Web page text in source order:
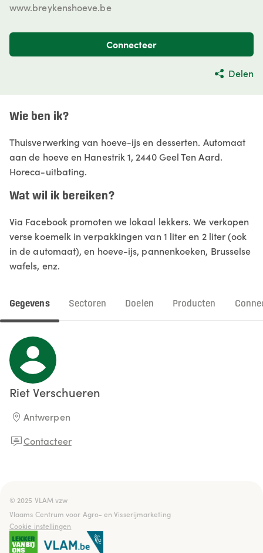
www.breykenshoeve.be
Connecteer
Delen
Wie ben ik?
Thuisverwerking van hoeve-ijs en desserten. Automaat
aan de hoeve en Hanestrik 1, 2440 Geel Ten Aard.
Horeca-uitbating.
Wat wil ik bereiken?
Via Facebook promoten we lokaal lekkers. We verkopen
verse koemelk in verpakkingen van 1 liter en 2 liter (ook
in de automaat), en hoeve-ijs, pannenkoeken, Brusselse
wafels, enz.
Gegevens Sectoren Doelen Producten
RietVerschueren
Antwerpen
Contacteer
© 2025 VLAM vzw
Vlaams Centrum voor Agro- en Visserijmarketing
Cookie instellingen